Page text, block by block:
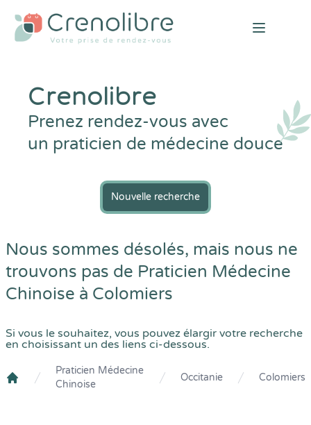
Open
Crenolibre
Prenez rendez-vous avec
un praticien de médecine douce
Nouvelle recherche
Nous sommes désolés, mais nous ne
trouvons pas de Praticien Médecine
Chinoise à Colomiers
Si vous le souhaitez, vous pouvez élargir votre recherche
en choisissant un des liens ci-dessous.
Crenolibre
Praticien Médecine
Chinoise
Occitanie Colomiers